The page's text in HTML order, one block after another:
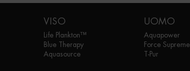
VISO
Life Plankton™
Blue Therapy
Aquasource
UOMO
Aquapower
Force Supreme
T-Pur